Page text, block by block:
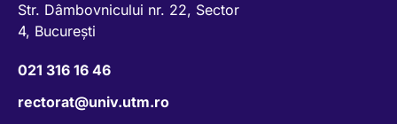
Str. Dâmbovnicului nr. 22, Sector
4, Bucureşti
021 316 16 46
rectorat@univ.utm.ro